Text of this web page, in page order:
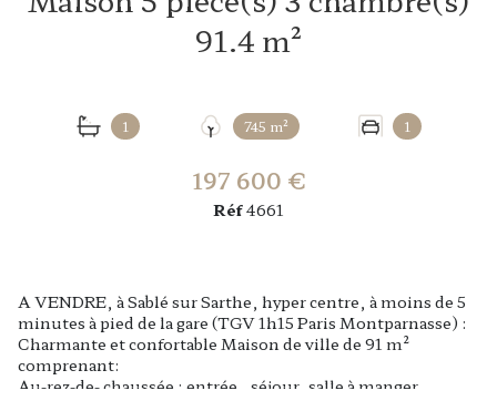
91.4 m²
1 745 m² 1
197 600 €
Réf4661
A VENDRE, à Sablé sur Sarthe, hyper centre, à moins de 5
minutes à pied de la gare (TGV 1h15 Paris Montparnasse) :
Charmante et confortable Maison de ville de 91 m²
comprenant:
Au-rez-de- chaussée : entrée , séjour, salle à manger,